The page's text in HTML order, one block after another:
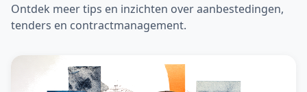
Ontdek meer tips en inzichten over aanbestedingen,
tenders en contractmanagement.